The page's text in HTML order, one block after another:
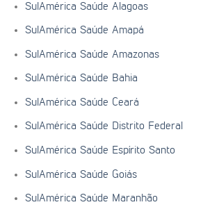
SulAmérica Saúde Alagoas
SulAmérica Saúde Amapá
SulAmérica Saúde Amazonas
SulAmérica Saúde Bahia
SulAmérica Saúde Ceará
SulAmérica Saúde Distrito Federal
SulAmérica Saúde Espírito Santo
SulAmérica Saúde Goiás
SulAmérica Saúde Maranhão